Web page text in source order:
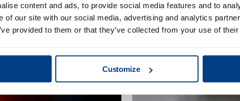
content and ads, to provide social media features and to
of our site with our social media, advertising and analytics
provided to them or that they’ve collected from your use of
Customize
seine PM-
QIH 286
WEBINAR